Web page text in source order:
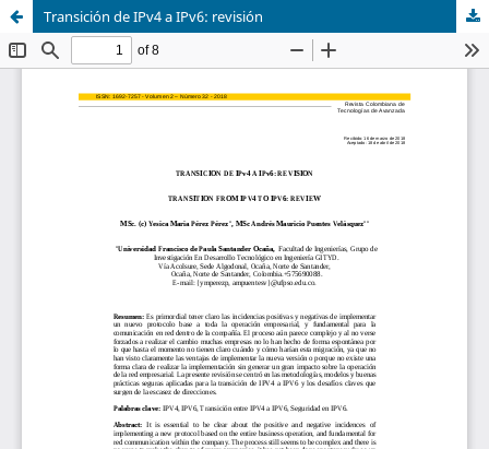
Transición de IPv4 a IPv6: revisión